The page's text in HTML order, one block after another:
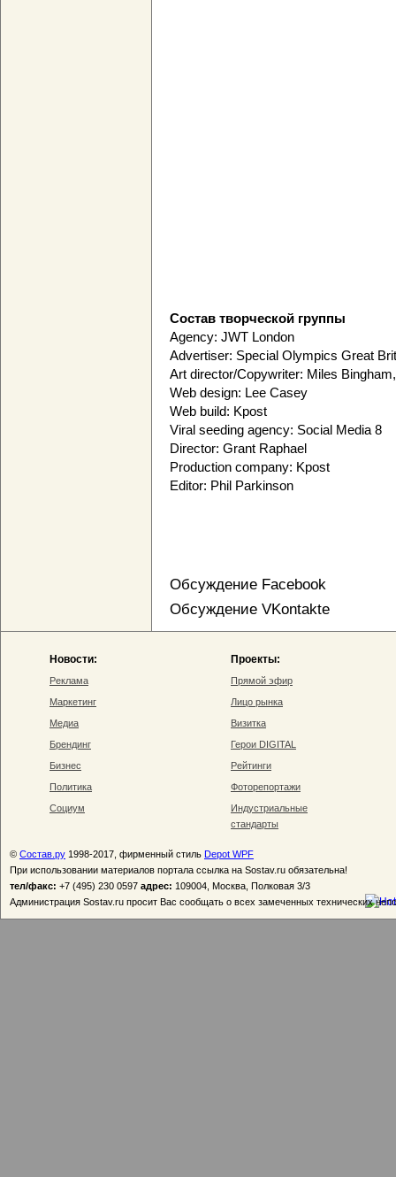
Состав творческой группы
Agency: JWT London
Advertiser: Special Olympics Great
Art director/Copywriter: Miles
Web design: Lee Casey
Web build: Kpost
Viral seeding agency: Social Media 8
Director: Grant Raphael
Production company: Kpost
Editor: Phil Parkinson
Обсуждение Facebook
Обсуждение VKontakte
Новости:
Реклама
Маркетинг
Медиа
Брендинг
Бизнес
Политика
Социум
Проекты:
Прямой эфир
Лицо рынка
Визитка
Герои DIGITAL
Рейтинги
Фоторепортажи
Индустриальные
стандарты
© Состав.ру 1998-2017, фирменный стиль Depot WPF
При использовании материалов портала ссылка на Sostav.ru обязательна!
тел/факс: +7 (495) 230 0597 адрес: 109004, Москва, Полковая 3/3
Администрация Sostav.ru просит Вас сообщать о всех замеченных технических